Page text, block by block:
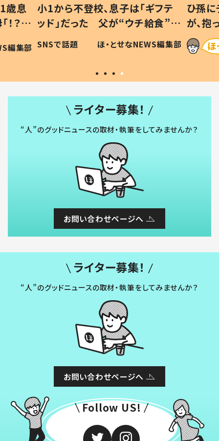
歳息
？」
編集部
小1から不登校、息子は「ギフテ
ッド」だった 父が“ウチ給食”を
作り続ける理由とは #令和の親
#令和の子
SNSで話題 ほ・とせなNEWS編集部
ひ孫
が、
「涙が
い」
ライター募集！
“人”のグッドニュースの取材・執筆をしてみませんか？
お問い合わせページへ
ライター募集！
“人”のグッドニュースの取材・執筆をしてみませんか？
お問い合わせページへ
Follow US!